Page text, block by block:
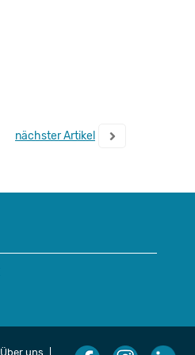
nächster Artikel
Über uns